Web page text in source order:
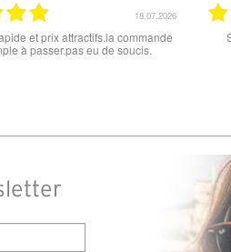
Prix attractif, frais de port faible, un grand
dans les types de lunettes. Attention: les